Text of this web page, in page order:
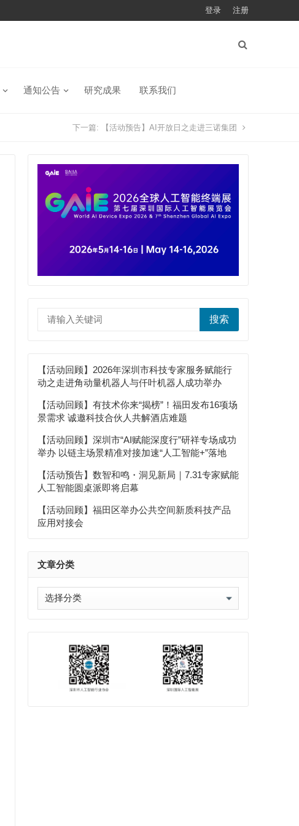
登录 注册
通知公告 研究成果 联系我们
下一篇: 【活动预告】AI开放日之走进三诺集团
搜索
【活动回顾】2026年深圳市科技专家服务赋能行
动之走进角动量机器人与仟叶机器人成功举办
【活动回顾】有技术你来“揭榜”！福田发布16项场
景需求 诚邀科技合伙人共解酒店难题
【活动回顾】深圳市“AI赋能深度行”研祥专场成功
举办 以链主场景精准对接加速“人工智能+”落地
【活动预告】数智和鸣・洞见新局｜7.31专家赋能
人工智能圆桌派即将启幕
【活动回顾】福田区举办公共空间新质科技产品
应用对接会
文章分类
文
章